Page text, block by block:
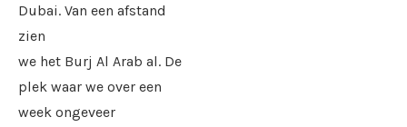
Dubai. Van een afstand
zien
we het Burj Al Arab al. De
plek waar we over een
week ongeveer